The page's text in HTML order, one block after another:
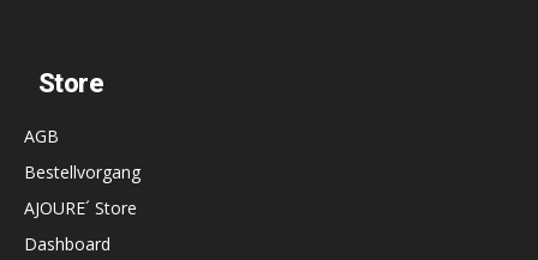
Store
AGB
Bestellvorgang
AJOURE´ Store
Dashboard